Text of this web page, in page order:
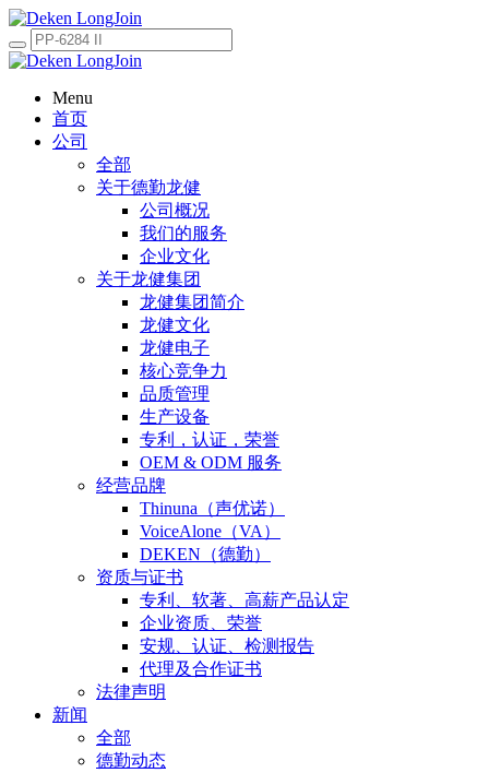
Menu
首页
公司
全部
关于德勤龙健
公司概况
我们的服务
企业文化
关于龙健集团
龙健集团简介
龙健文化
龙健电子
核心竞争力
品质管理
生产设备
专利，认证，荣誉
OEM & ODM 服务
经营品牌
Thinuna（声优诺）
VoiceAlone（VA）
DEKEN（德勤）
资质与证书
专利、软著、高薪产品认定
企业资质、荣誉
安规、认证、检测报告
代理及合作证书
法律声明
新闻
全部
德勤动态